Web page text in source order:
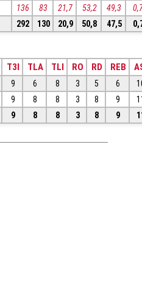
136 83 21,7 53,2 49,3
292 130 20,9 50,8 47,5
T3I TLA TLI RO RD REB
9 6 8 3 5 6
9 8 8 3 8 9
9 8 8 3 8 9